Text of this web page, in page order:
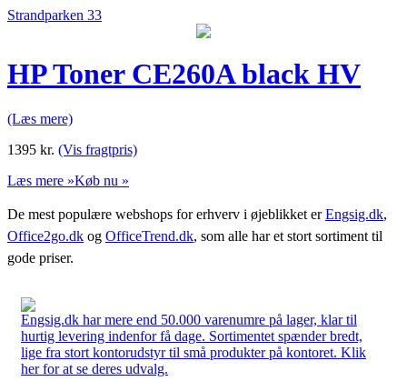
Strandparken 33
HP Toner CE260A black HV
(Læs mere)
1395 kr. (Vis fragtpris)
Læs mere »Køb nu »
De mest populære webshops for erhverv i øjeblikket erEngsig.dk,
Office2go.dk og OfficeTrend.dk, som alle har et stort sortiment til
gode priser.
Engsig.dk har mere end 50.000 varenumre på lager, klar til
hurtig levering indenfor få dage. Sortimentet spænder bredt,
lige fra stort kontorudstyr til små produkter på kontoret. Klik
her for at se deres udvalg.